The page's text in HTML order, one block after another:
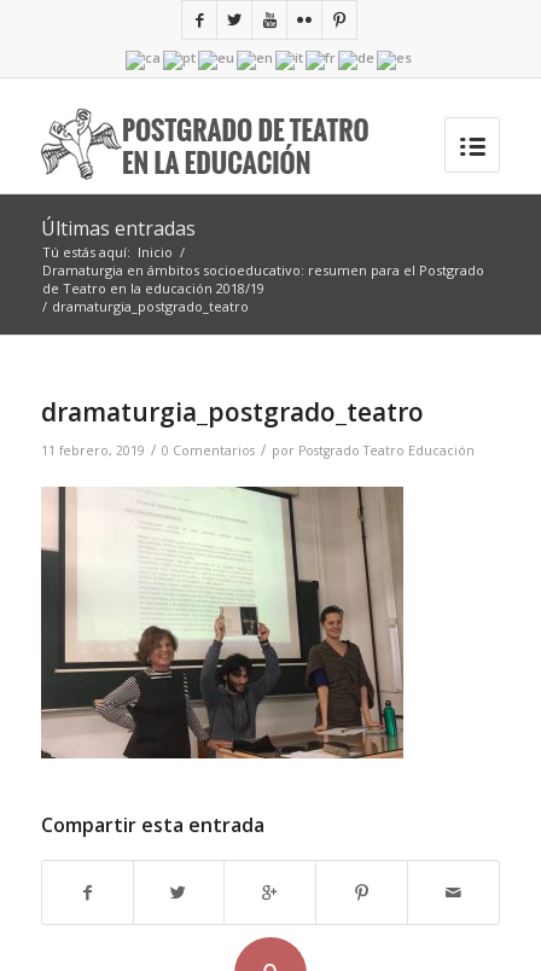
Últimas entradas
Tú estás aquí: Inicio /
Dramaturgia en ámbitos socioeducativo: resumen para el Postgrado
de Teatro en la educación 2018/19
/ dramaturgia_postgrado_teatro
dramaturgia_postgrado_teatro
11 febrero, 2019 / 0 Comentarios / por Postgrado Teatro Educación
Compartir esta entrada